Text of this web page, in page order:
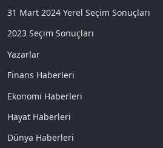
31 Mart 2024 Yerel Seçim Sonuçları
2023 Seçim Sonuçları
Yazarlar
Finans Haberleri
Ekonomi Haberleri
Hayat Haberleri
Dünya Haberleri